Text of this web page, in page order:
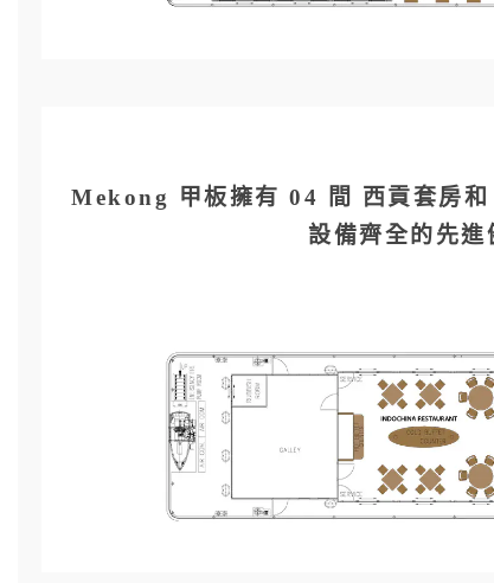
Mekong 甲板擁有 04 間 西貢套房
設備齊全的先